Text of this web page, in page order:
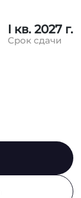
I кв. 2027 г.
Срок сдачи